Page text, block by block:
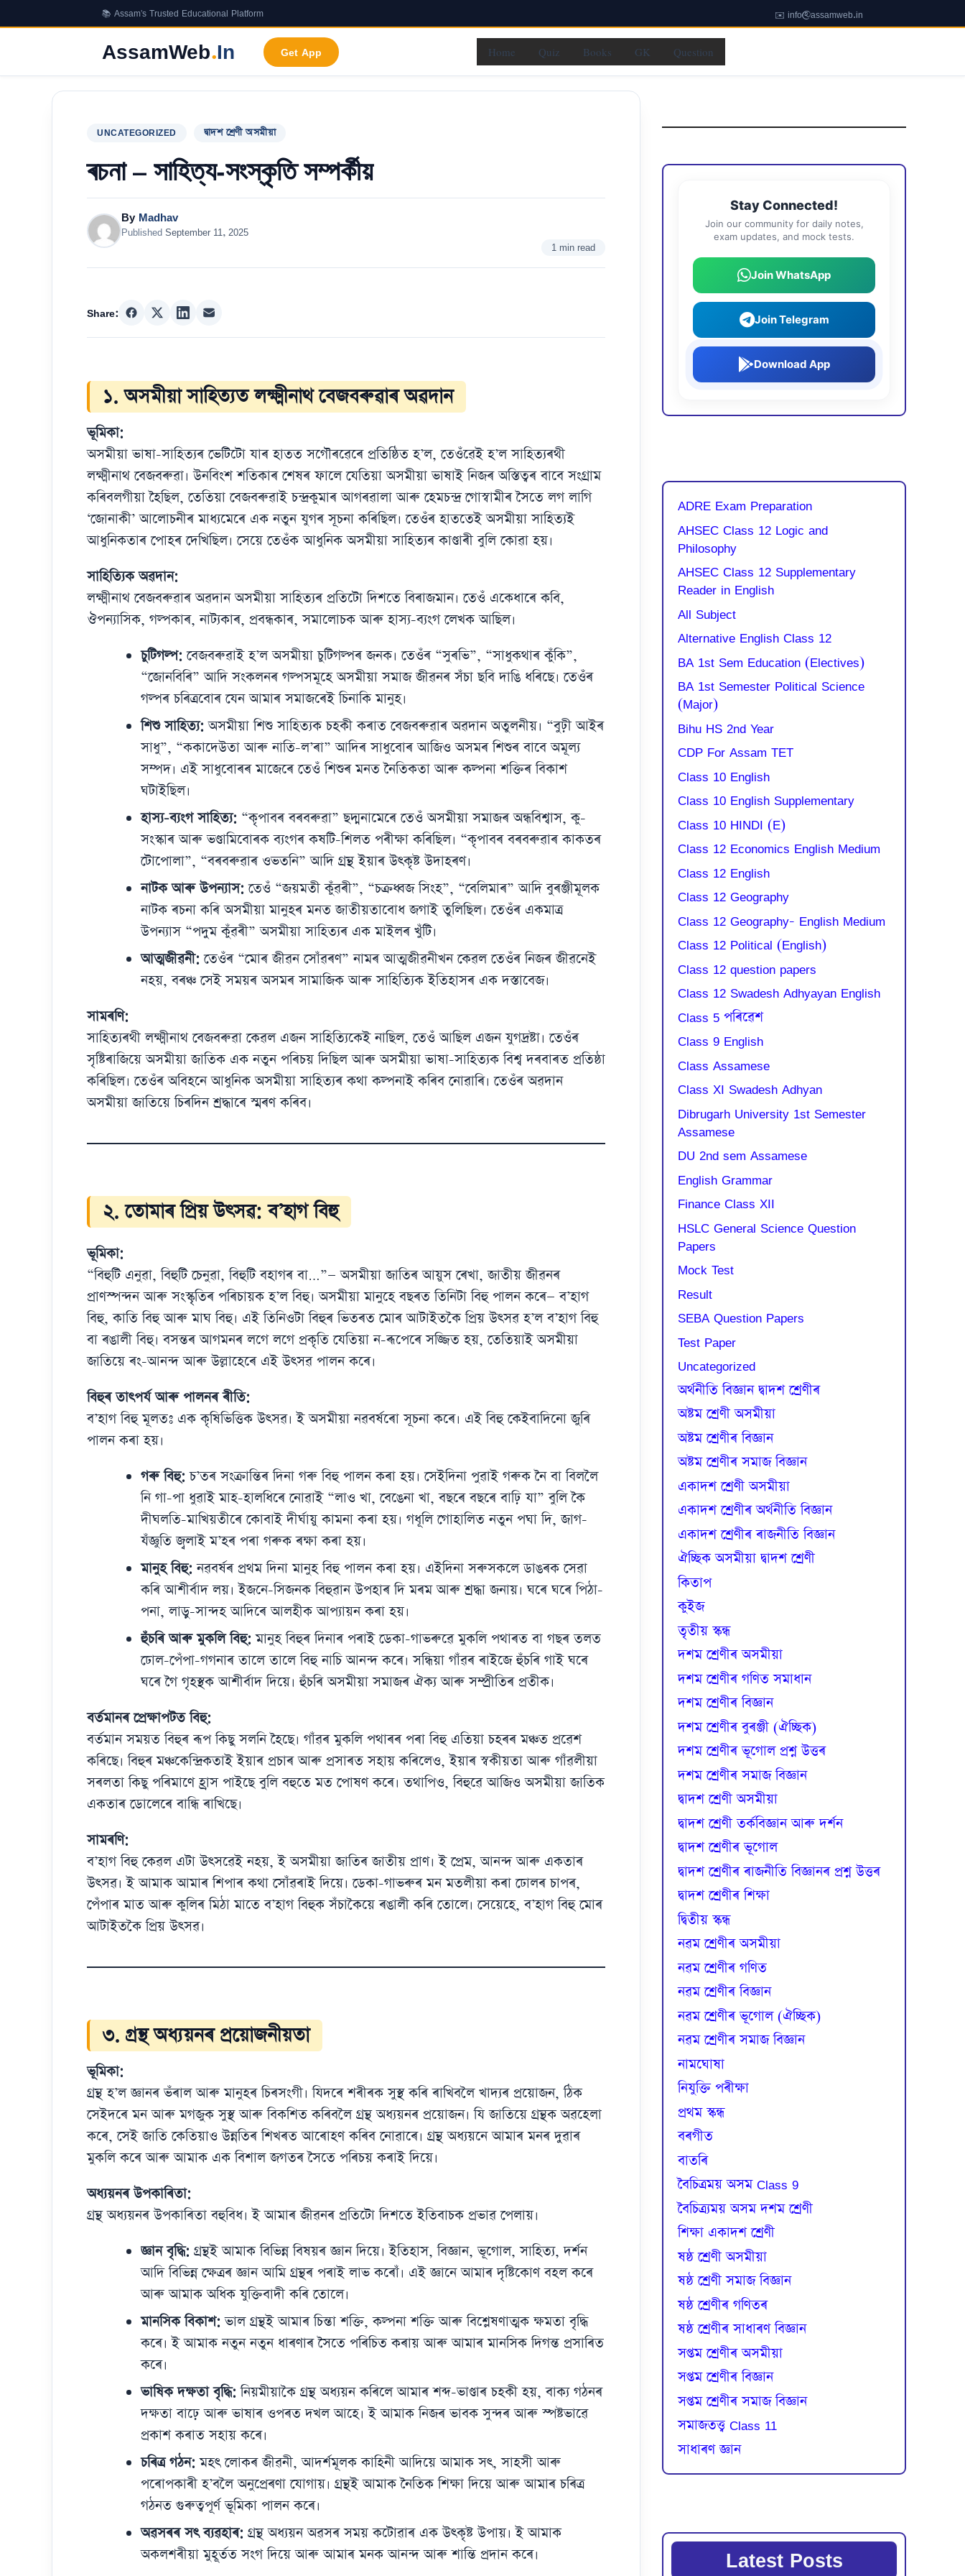
to
📚 Assam's Trusted Educational Platform ✉️ info@assamweb.in
AssamWeb.In Get App Home Quiz Books GK Question
UNCATEGORIZED দ্বাদশ শ্ৰেণী অসমীয়া
ৰচনা – সাহিত্য-সংস্কৃতি সম্পৰ্কীয়
By Madhav
Published September 11, 2025
1 min read
Share:
১. অসমীয়া সাহিত্যত লক্ষ্মীনাথ বেজবৰুৱাৰ অৱদান
ভূমিকা:
অসমীয়া ভাষা-সাহিত্যৰ ভেটিটো যাৰ হাতত সগৌৰৱেৰে প্ৰতিষ্ঠিত হ’ল, তেওঁৱেই হ’ল সাহিত্যৰথী
লক্ষ্মীনাথ বেজবৰুৱা। উনবিংশ শতিকাৰ শেষৰ ফালে যেতিয়া অসমীয়া ভাষাই নিজৰ অস্তিত্বৰ বাবে সংগ্ৰাম
কৰিবলগীয়া হৈছিল, তেতিয়া বেজবৰুৱাই চন্দ্ৰকুমাৰ আগৰৱালা আৰু হেমচন্দ্ৰ গোস্বামীৰ সৈতে লগ লাগি
‘জোনাকী’ আলোচনীৰ মাধ্যমেৰে এক নতুন যুগৰ সূচনা কৰিছিল। তেওঁৰ হাততেই অসমীয়া সাহিত্যই
আধুনিকতাৰ পোহৰ দেখিছিল। সেয়ে তেওঁক আধুনিক অসমীয়া সাহিত্যৰ কাণ্ডাৰী বুলি কোৱা হয়।
সাহিত্যিক অৱদান:
লক্ষ্মীনাথ বেজবৰুৱাৰ অৱদান অসমীয়া সাহিত্যৰ প্ৰতিটো দিশতে বিৰাজমান। তেওঁ একেধাৰে কবি,
ঔপন্যাসিক, গল্পকাৰ, নাট্যকাৰ, প্ৰবন্ধকাৰ, সমালোচক আৰু হাস্য-ব্যংগ লেখক আছিল।
চুটিগল্প: বেজবৰুৱাই হ’ল অসমীয়া চুটিগল্পৰ জনক। তেওঁৰ “সুৰভি”, “সাধুকথাৰ কুঁকি”,
“জোনবিৰি” আদি সংকলনৰ গল্পসমূহে অসমীয়া সমাজ জীৱনৰ সঁচা ছবি দাঙি ধৰিছে। তেওঁৰ
গল্পৰ চৰিত্ৰবোৰ যেন আমাৰ সমাজৰেই চিনাকি মানুহ।
শিশু সাহিত্য: অসমীয়া শিশু সাহিত্যক চহকী কৰাত বেজবৰুৱাৰ অৱদান অতুলনীয়। “বুঢ়ী আইৰ
সাধু”, “ককাদেউতা আৰু নাতি-ল’ৰা” আদিৰ সাধুবোৰ আজিও অসমৰ শিশুৰ বাবে অমূল্য
সম্পদ। এই সাধুবোৰৰ মাজেৰে তেওঁ শিশুৰ মনত নৈতিকতা আৰু কল্পনা শক্তিৰ বিকাশ
ঘটাইছিল।
হাস্য-ব্যংগ সাহিত্য: “কৃপাবৰ বৰবৰুৱা” ছদ্মনামেৰে তেওঁ অসমীয়া সমাজৰ অন্ধবিশ্বাস, কু-
সংস্কাৰ আৰু ভণ্ডামিবোৰক ব্যংগৰ কষটি-শিলত পৰীক্ষা কৰিছিল। “কৃপাবৰ বৰবৰুৱাৰ কাকতৰ
টোপোলা”, “বৰবৰুৱাৰ ওভতনি” আদি গ্ৰন্থ ইয়াৰ উৎকৃষ্ট উদাহৰণ।
নাটক আৰু উপন্যাস: তেওঁ “জয়মতী কুঁৱৰী”, “চক্ৰধ্বজ সিংহ”, “বেলিমাৰ” আদি বুৰঞ্জীমূলক
নাটক ৰচনা কৰি অসমীয়া মানুহৰ মনত জাতীয়তাবোধ জগাই তুলিছিল। তেওঁৰ একমাত্ৰ
উপন্যাস “পদুম কুঁৱৰী” অসমীয়া সাহিত্যৰ এক মাইলৰ খুঁটি।
আত্মজীৱনী: তেওঁৰ “মোৰ জীৱন সোঁৱৰণ” নামৰ আত্মজীৱনীখন কেৱল তেওঁৰ নিজৰ জীৱনেই
নহয়, বৰঞ্চ সেই সময়ৰ অসমৰ সামাজিক আৰু সাহিত্যিক ইতিহাসৰ এক দস্তাবেজ।
সামৰণি:
সাহিত্যৰথী লক্ষ্মীনাথ বেজবৰুৱা কেৱল এজন সাহিত্যিকেই নাছিল, তেওঁ আছিল এজন যুগদ্ৰষ্টা। তেওঁৰ
সৃষ্টিৰাজিয়ে অসমীয়া জাতিক এক নতুন পৰিচয় দিছিল আৰু অসমীয়া ভাষা-সাহিত্যক বিশ্ব দৰবাৰত প্ৰতিষ্ঠা
কৰিছিল। তেওঁৰ অবিহনে আধুনিক অসমীয়া সাহিত্যৰ কথা কল্পনাই কৰিব নোৱাৰি। তেওঁৰ অৱদান
অসমীয়া জাতিয়ে চিৰদিন শ্ৰদ্ধাৰে স্মৰণ কৰিব।
২. তোমাৰ প্ৰিয় উৎসৱ: ব’হাগ বিহু
ভূমিকা:
“বিহুটি এনুৱা, বিহুটি চেনুৱা, বিহুটি বহাগৰ বা…”— অসমীয়া জাতিৰ আয়ুস ৰেখা, জাতীয় জীৱনৰ
প্ৰাণস্পন্দন আৰু সংস্কৃতিৰ পৰিচায়ক হ’ল বিহু। অসমীয়া মানুহে বছৰত তিনিটা বিহু পালন কৰে— ব’হাগ
বিহু, কাতি বিহু আৰু মাঘ বিহু। এই তিনিওটা বিহুৰ ভিতৰত মোৰ আটাইতকৈ প্ৰিয় উৎসৱ হ’ল ব’হাগ বিহু
বা ৰঙালী বিহু। বসন্তৰ আগমনৰ লগে লগে প্ৰকৃতি যেতিয়া ন-ৰূপেৰে সজ্জিত হয়, তেতিয়াই অসমীয়া
জাতিয়ে ৰং-আনন্দ আৰু উল্লাহেৰে এই উৎসৱ পালন কৰে।
বিহুৰ তাৎপৰ্য আৰু পালনৰ ৰীতি:
ব’হাগ বিহু মূলতঃ এক কৃষিভিত্তিক উৎসৱ। ই অসমীয়া নৱবৰ্ষৰো সূচনা কৰে। এই বিহু কেইবাদিনো জুৰি
পালন কৰা হয়।
গৰু বিহু: চ’তৰ সংক্ৰান্তিৰ দিনা গৰু বিহু পালন কৰা হয়। সেইদিনা পুৱাই গৰুক নৈ বা বিললৈ
নি গা-পা ধুৱাই মাহ-হালধিৰে নোৱাই “লাও খা, বেঙেনা খা, বছৰে বছৰে বাঢ়ি যা” বুলি কৈ
দীঘলতি-মাখিয়তীৰে কোবাই দীৰ্ঘায়ু কামনা কৰা হয়। গধূলি গোহালিত নতুন পঘা দি, জাগ-
যঁজ্ঞুতি জ্বলাই ম’হৰ পৰা গৰুক ৰক্ষা কৰা হয়।
মানুহ বিহু: নৱবৰ্ষৰ প্ৰথম দিনা মানুহ বিহু পালন কৰা হয়। এইদিনা সৰুসকলে ডাঙৰক সেৱা
কৰি আশীৰ্বাদ লয়। ইজনে-সিজনক বিহুৱান উপহাৰ দি মৰম আৰু শ্ৰদ্ধা জনায়। ঘৰে ঘৰে পিঠা-
পনা, লাড়ু-সান্দহ আদিৰে আলহীক আপ্যায়ন কৰা হয়।
হুঁচৰি আৰু মুকলি বিহু: মানুহ বিহুৰ দিনাৰ পৰাই ডেকা-গাভৰুৱে মুকলি পথাৰত বা গছৰ তলত
ঢোল-পেঁপা-গগনাৰ তালে তালে বিহু নাচি আনন্দ কৰে। সন্ধিয়া গাঁৱৰ ৰাইজে হুঁচৰি গাই ঘৰে
ঘৰে গৈ গৃহস্থক আশীৰ্বাদ দিয়ে। হুঁচৰি অসমীয়া সমাজৰ ঐক্য আৰু সম্প্ৰীতিৰ প্ৰতীক।
বৰ্তমানৰ প্ৰেক্ষাপটত বিহু:
বৰ্তমান সময়ত বিহুৰ ৰূপ কিছু সলনি হৈছে। গাঁৱৰ মুকলি পথাৰৰ পৰা বিহু এতিয়া চহৰৰ মঞ্চত প্ৰৱেশ
কৰিছে। বিহুৰ মঞ্চকেন্দ্ৰিকতাই ইয়াৰ প্ৰচাৰ আৰু প্ৰসাৰত সহায় কৰিলেও, ইয়াৰ স্বকীয়তা আৰু গাঁৱলীয়া
সৰলতা কিছু পৰিমাণে হ্ৰাস পাইছে বুলি বহুতে মত পোষণ কৰে। তথাপিও, বিহুৱে আজিও অসমীয়া জাতিক
একতাৰ ডোলেৰে বান্ধি ৰাখিছে।
সামৰণি:
ব’হাগ বিহু কেৱল এটা উৎসৱেই নহয়, ই অসমীয়া জাতিৰ জাতীয় প্ৰাণ। ই প্ৰেম, আনন্দ আৰু একতাৰ
উৎসৱ। ই আমাক আমাৰ শিপাৰ কথা সোঁৱৰাই দিয়ে। ডেকা-গাভৰুৰ মন মতলীয়া কৰা ঢোলৰ চাপৰ,
পেঁপাৰ মাত আৰু কুলিৰ মিঠা মাতে ব’হাগ বিহুক সঁচাকৈয়ে ৰঙালী কৰি তোলে। সেয়েহে, ব’হাগ বিহু মোৰ
আটাইতকৈ প্ৰিয় উৎসৱ।
৩. গ্ৰন্থ অধ্যয়নৰ প্ৰয়োজনীয়তা
ভূমিকা:
গ্ৰন্থ হ’ল জ্ঞানৰ ভঁৰাল আৰু মানুহৰ চিৰসংগী। যিদৰে শৰীৰক সুস্থ কৰি ৰাখিবলৈ খাদ্যৰ প্ৰয়োজন, ঠিক
সেইদৰে মন আৰু মগজুক সুস্থ আৰু বিকশিত কৰিবলৈ গ্ৰন্থ অধ্যয়নৰ প্ৰয়োজন। যি জাতিয়ে গ্ৰন্থক অৱহেলা
কৰে, সেই জাতি কেতিয়াও উন্নতিৰ শিখৰত আৰোহণ কৰিব নোৱাৰে। গ্ৰন্থ অধ্যয়নে আমাৰ মনৰ দুৱাৰ
মুকলি কৰে আৰু আমাক এক বিশাল জগতৰ সৈতে পৰিচয় কৰাই দিয়ে।
অধ্যয়নৰ উপকাৰিতা:
গ্ৰন্থ অধ্যয়নৰ উপকাৰিতা বহুবিধ। ই আমাৰ জীৱনৰ প্ৰতিটো দিশতে ইতিবাচক প্ৰভাৱ পেলায়।
জ্ঞান বৃদ্ধি: গ্ৰন্থই আমাক বিভিন্ন বিষয়ৰ জ্ঞান দিয়ে। ইতিহাস, বিজ্ঞান, ভূগোল, সাহিত্য, দৰ্শন
আদি বিভিন্ন ক্ষেত্ৰৰ জ্ঞান আমি গ্ৰন্থৰ পৰাই লাভ কৰোঁ। এই জ্ঞানে আমাৰ দৃষ্টিকোণ বহল কৰে
আৰু আমাক অধিক যুক্তিবাদী কৰি তোলে।
মানসিক বিকাশ: ভাল গ্ৰন্থই আমাৰ চিন্তা শক্তি, কল্পনা শক্তি আৰু বিশ্লেষণাত্মক ক্ষমতা বৃদ্ধি
কৰে। ই আমাক নতুন নতুন ধাৰণাৰ সৈতে পৰিচিত কৰায় আৰু আমাৰ মানসিক দিগন্ত প্ৰসাৰিত
কৰে।
ভাষিক দক্ষতা বৃদ্ধি: নিয়মীয়াকৈ গ্ৰন্থ অধ্যয়ন কৰিলে আমাৰ শব্দ-ভাণ্ডাৰ চহকী হয়, বাক্য গঠনৰ
দক্ষতা বাঢ়ে আৰু ভাষাৰ ওপৰত দখল আহে। ই আমাক নিজৰ ভাবক সুন্দৰ আৰু স্পষ্টভাৱে
প্ৰকাশ কৰাত সহায় কৰে।
চৰিত্ৰ গঠন: মহৎ লোকৰ জীৱনী, আদৰ্শমূলক কাহিনী আদিয়ে আমাক সৎ, সাহসী আৰু
পৰোপকাৰী হ’বলৈ অনুপ্ৰেৰণা যোগায়। গ্ৰন্থই আমাক নৈতিক শিক্ষা দিয়ে আৰু আমাৰ চৰিত্ৰ
গঠনত গুৰুত্বপূৰ্ণ ভূমিকা পালন কৰে।
অৱসৰৰ সৎ ব্যৱহাৰ: গ্ৰন্থ অধ্যয়ন অৱসৰ সময় কটোৱাৰ এক উৎকৃষ্ট উপায়। ই আমাক
অকলশৰীয়া মুহূৰ্তত সংগ দিয়ে আৰু আমাৰ মনক আনন্দ আৰু শান্তি প্ৰদান কৰে।
Stay Connected!
Join our community for daily notes,
exam updates, and mock tests.
Join WhatsApp
Join Telegram
Download App
ADRE Exam Preparation
AHSEC Class 12 Logic and
Philosophy
AHSEC Class 12 Supplementary
Reader in English
All Subject
Alternative English Class 12
BA 1st Sem Education (Electives)
BA 1st Semester Political Science
(Major)
Bihu HS 2nd Year
CDP For Assam TET
Class 10 English
Class 10 English Supplementary
Class 10 HINDI (E)
Class 12 Economics English Medium
Class 12 English
Class 12 Geography
Class 12 Geography- English Medium
Class 12 Political (English)
Class 12 question papers
Class 12 Swadesh Adhyayan English
Class 5 পৰিৱেশ
Class 9 English
Class Assamese
Class XI Swadesh Adhyan
Dibrugarh University 1st Semester
Assamese
DU 2nd sem Assamese
English Grammar
Finance Class XII
HSLC General Science Question
Papers
Mock Test
Result
SEBA Question Papers
Test Paper
Uncategorized
অৰ্থনীতি বিজ্ঞান দ্বাদশ শ্ৰেণীৰ
অষ্টম শ্ৰেণী অসমীয়া
অষ্টম শ্ৰেণীৰ বিজ্ঞান
অষ্টম শ্ৰেণীৰ সমাজ বিজ্ঞান
একাদশ শ্ৰেণী অসমীয়া
একাদশ শ্ৰেণীৰ অৰ্থনীতি বিজ্ঞান
একাদশ শ্ৰেণীৰ ৰাজনীতি বিজ্ঞান
ঐচ্ছিক অসমীয়া দ্বাদশ শ্ৰেণী
কিতাপ
কুইজ
তৃতীয় স্কন্ধ
দশম শ্ৰেণীৰ অসমীয়া
দশম শ্ৰেণীৰ গণিত সমাধান
দশম শ্ৰেণীৰ বিজ্ঞান
দশম শ্ৰেণীৰ বুৰঞ্জী (ঐচ্ছিক)
দশম শ্ৰেণীৰ ভূগোল প্ৰশ্ন উত্তৰ
দশম শ্ৰেণীৰ সমাজ বিজ্ঞান
দ্বাদশ শ্ৰেণী অসমীয়া
দ্বাদশ শ্ৰেণী তৰ্কবিজ্ঞান আৰু দৰ্শন
দ্বাদশ শ্ৰেণীৰ ভূগোল
দ্বাদশ শ্ৰেণীৰ ৰাজনীতি বিজ্ঞানৰ প্ৰশ্ন উত্তৰ
দ্বাদশ শ্ৰেণীৰ শিক্ষা
দ্বিতীয় স্কন্ধ
নৱম শ্ৰেণীৰ অসমীয়া
নৱম শ্ৰেণীৰ গণিত
নৱম শ্ৰেণীৰ বিজ্ঞান
নৱম শ্ৰেণীৰ ভূগোল (ঐচ্ছিক)
নৱম শ্ৰেণীৰ সমাজ বিজ্ঞান
নামঘোষা
নিযুক্তি পৰীক্ষা
প্রথম স্কন্ধ
বৰগীত
বাতৰি
বৈচিত্রময় অসম Class 9
বৈচিত্র্যময় অসম দশম শ্ৰেণী
শিক্ষা একাদশ শ্ৰেণী
ষষ্ঠ শ্ৰেণী অসমীয়া
ষষ্ঠ শ্ৰেণী সমাজ বিজ্ঞান
ষষ্ঠ শ্ৰেণীৰ গণিতৰ
ষষ্ঠ শ্ৰেণীৰ সাধাৰণ বিজ্ঞান
সপ্তম শ্ৰেণীৰ অসমীয়া
সপ্তম শ্ৰেণীৰ বিজ্ঞান
সপ্তম শ্ৰেণীৰ সমাজ বিজ্ঞান
সমাজতত্ত্ব Class 11
সাধাৰণ জ্ঞান
Latest Posts